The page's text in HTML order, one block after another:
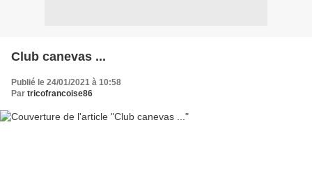
Club canevas ...
Publié le 24/01/2021 à 10:58
Par tricofrancoise86